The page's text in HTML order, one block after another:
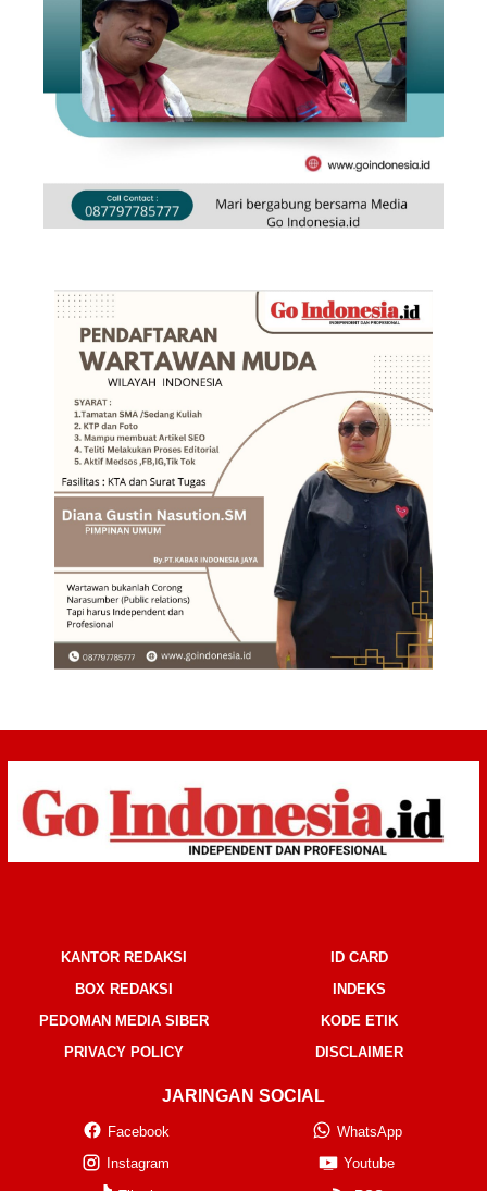
KANTOR REDAKSI
ID CARD
BOX REDAKSI
INDEKS
PEDOMAN MEDIA SIBER
KODE ETIK
PRIVACY POLICY
DISCLAIMER
JARINGAN SOCIAL
Facebook
WhatsApp
Instagram
Youtube